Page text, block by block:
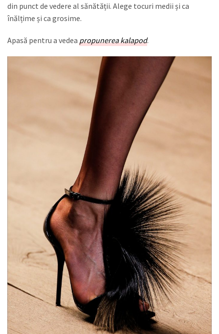
din punct de vedere al sănătății. Alege tocuri medii și ca
înălțime și ca grosime.
Apasă pentru a vedea propunerea kalapod.